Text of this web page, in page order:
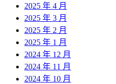
2025 年 4 月
2025 年 3 月
2025 年 2 月
2025 年 1 月
2024 年 12 月
2024 年 11 月
2024 年 10 月